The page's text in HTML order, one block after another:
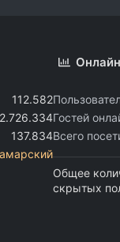
112.582
2.726.334
137.834
Гостей
Всего
Общее
скрытых